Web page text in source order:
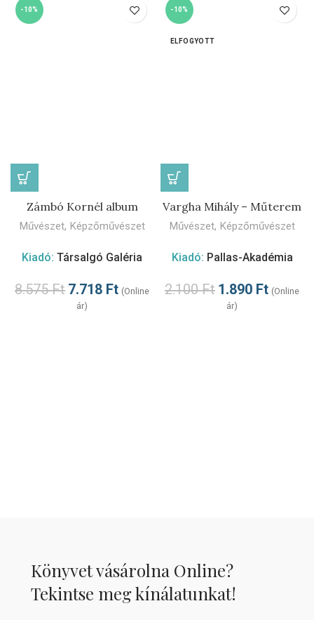
-10%
Zámbó Kornél album
Művészet, Képzőművészet
Kiadó: Társalgó Galéria
8.575Ft 7.718 Ft (Online
ár)
-10%
ELFOGYOTT
Vargha Mihály – Műterem
Művészet, Képzőművészet
Kiadó: Pallas-Akadémia
2.100Ft 1.890 Ft (Online
ár)
Könyvet vásárolna Online?
Tekintse meg kínálatunkat!